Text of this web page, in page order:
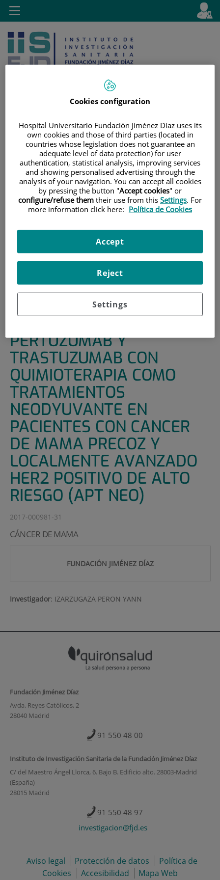
Saltar al contenido
contenido
Selector
activo
es
Buscar
Toggle
navigation
|
ATEZOLIZUMAB, PERTUZUMAB Y TRASTUZUMAB
CON QUIMIOTERAPIA COMO TRATAMIENTOS
NEODYUVANTE EN PACIENTES CON CANCER DE MAMA
PRECOZ Y LOCALMENTE AVANZADO HER2 POSITIVO DE
ALTO RIESGO (APT NEO)
ATEZOLIZUMAB,
PERTUZUMAB Y
TRASTUZUMAB CON
QUIMIOTERAPIA COMO
TRATAMIENTOS
NEODYUVANTE EN
PACIENTES CON CANCER
DE MAMA PRECOZ Y
LOCALMENTE AVANZADO
HER2 POSITIVO DE ALTO
RIESGO (APT NEO)
2017-000981-31
CÁNCER DE MAMA
FUNDACIÓN JIMÉNEZ DÍAZ
Investigador: IZARZUGAZA PERON YANN
Fundación Jiménez Díaz
Avda. Reyes Católicos, 2
28040 Madrid
91 550 48 00
Instituto de Investigación Sanitaria de la Fundación Jiménez Díaz
C/ del Maestro Ángel Llorca, 6. Bajo B. Edificio alto. 28003-Madrid
(España)
28015 Madrid
91 550 48 97
investigacion@fjd.es
Aviso legal Protección de datos
Política de
Cookies
Accesibilidad Mapa Web
Cookies configuration
Hospital Universitario Fundación Jiménez Díaz uses its
own cookies and those of third parties (located in
countries whose legislation does not guarantee an
adequate level of data protection) for user
authentication, statistical analysis, improving services
and showing personalised advertising through the
analysis of your navigation. You can accept all cookies
by pressing the button "Accept cookies" or
configure/refuse them their use from this Settings. For
more information click here: Política de Cookies
Settings
Reject
Accept